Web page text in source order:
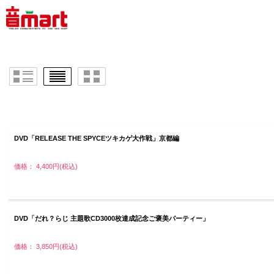
DVD「RELEASE THE SPYCEツキカゲ大作戦」京都編
価格： 4,400円(税込)
DVD「だれ？らじ 主題歌CD3000枚達成記念ご褒美パーティー」
価格： 3,850円(税込)